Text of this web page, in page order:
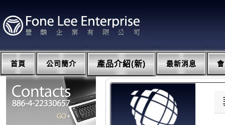
首頁 公司簡介 產品介紹(新) 最新消息